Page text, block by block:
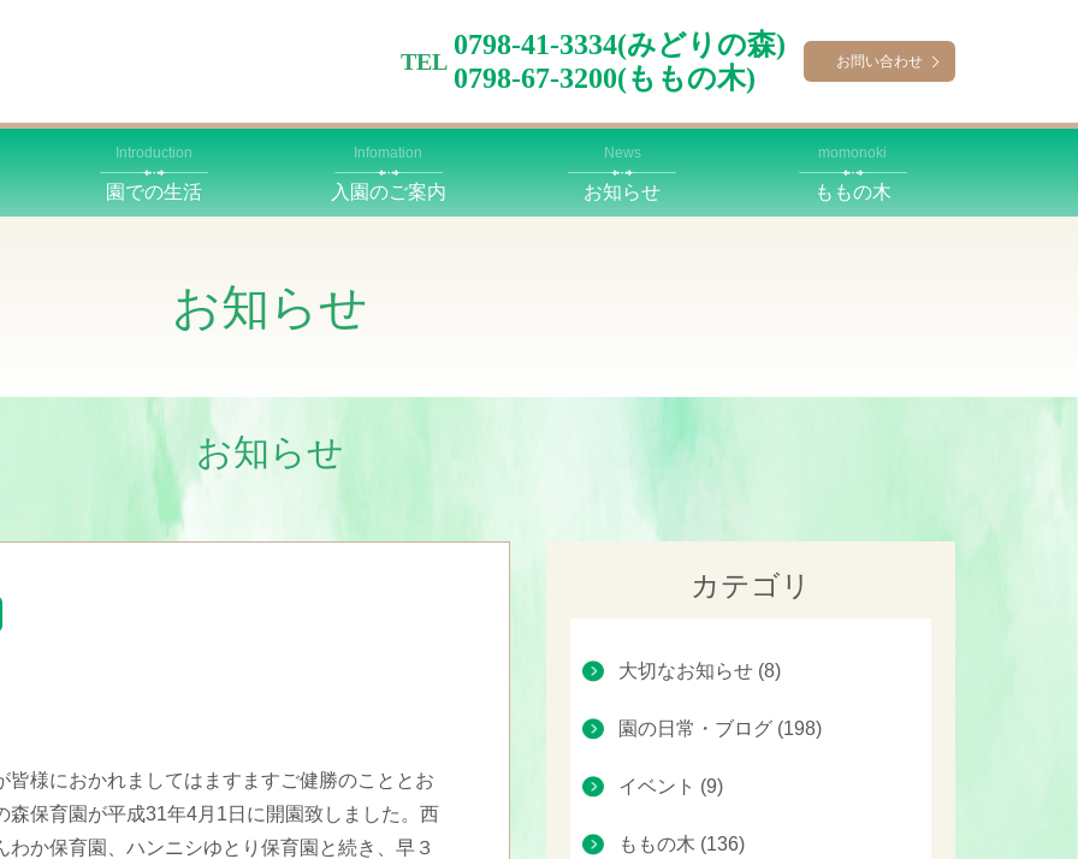
TEL
0798-41-3334(みどりの森)
0798-67-3200(ももの木)
お問い合わせ
Introduction
園での生活
Infomation
入園のご案内
News
お知らせ
momonoki
ももの木
お知らせ
お知らせ
様におかれましてはますますご健勝のこととお
保育園が平成31年4月1日に開園致しました。西
か保育園、ハンニシゆとり保育園と続き、早３
カテゴリ
大切なお知らせ (8)
園の日常・ブログ (198)
イベント (9)
ももの木 (136)